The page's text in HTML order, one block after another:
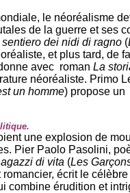
le néoréalisme
de la guerre et ses
sentiero dei nidi di ragno (
et plus tard, de
avec roman La
néoréaliste. Primo
un homme) propose un
une explosion de
Pier Paolo Pasolini,
di vita (Les
écrit le célèbre
combine érudition et